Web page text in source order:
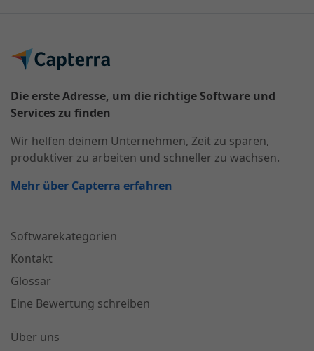
Die erste Adresse, um die richtige Software und
Services zu finden
Wir helfen deinem Unternehmen, Zeit zu sparen,
produktiver zu arbeiten und schneller zu wachsen.
Mehr über Capterra erfahren
Softwarekategorien
Kontakt
Glossar
Eine Bewertung schreiben
Über uns